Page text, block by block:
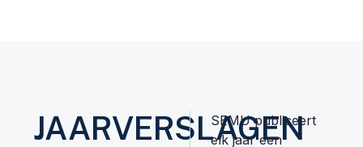
JAARVERSLAGEN
SEMU publiceert
elk jaar een